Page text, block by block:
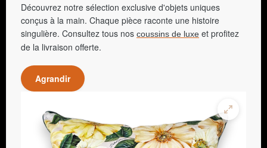
Découvrez notre sélection exclusive d'objets uniques
conçus à la main. Chaque pièce raconte une histoire
singulière. Consultez tous nos coussins de luxe et profitez
de la livraison offerte.
Agrandir